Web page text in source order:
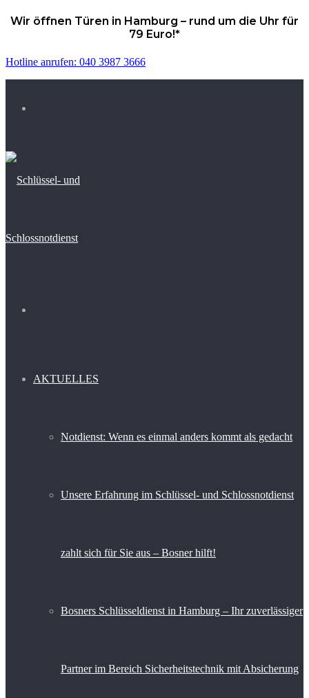
Wir öffnen Türen in Hamburg – rund um die Uhr für
79 Euro!*
Hotline anrufen: 040 3987 3666
AKTUELLES
Notdienst: Wenn es einmal anders kommt als gedacht
Unsere Erfahrung im Schlüssel- und Schlossnotdienst
zahlt sich für Sie aus – Bosner hilft!
Bosners Schlüsseldienst in Hamburg – Ihr zuverlässiger
Partner im Bereich Sicherheitstechnik mit Absicherung